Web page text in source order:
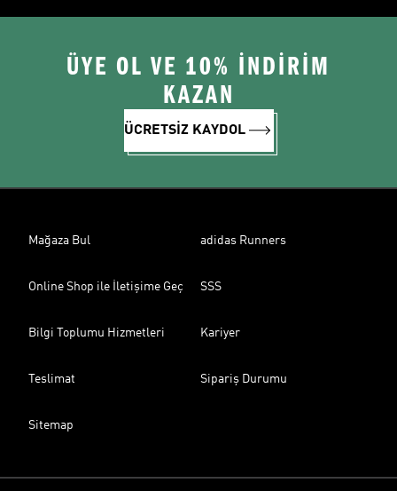
ÜYE OL VE 10% İNDİRİM
KAZAN
ÜCRETSİZ KAYDOL
Mağaza Bul adidas Runners
Online Shop ile İletişime Geç SSS
Bilgi Toplumu Hizmetleri Kariyer
Teslimat Sipariş Durumu
Sitemap